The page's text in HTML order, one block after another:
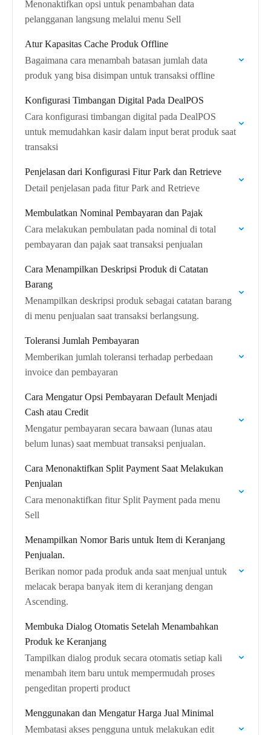
Menonaktifkan opsi untuk penambahan data
pelangganan langsung melalui menu Sell
Atur Kapasitas Cache Produk Offline
Bagaimana cara menambah batasan jumlah data
produk yang bisa disimpan untuk transaksi offline
Konfigurasi Timbangan Digital Pada DealPOS
Cara konfigurasi timbangan digital pada DealPOS
untuk memudahkan kasir dalam input berat produk saat
transaksi
Penjelasan dari Konfigurasi Fitur Park dan Retrieve
Detail penjelasan pada fitur Park and Retrieve
Membulatkan Nominal Pembayaran dan Pajak
Cara melakukan pembulatan pada nominal di total
pembayaran dan pajak saat transaksi penjualan
Cara Menampilkan Deskripsi Produk di Catatan
Barang
Menampilkan deskripsi produk sebagai catatan barang
di menu penjualan saat transaksi berlangsung.
Toleransi Jumlah Pembayaran
Memberikan jumlah toleransi terhadap perbedaan
invoice dan pembayaran
Cara Mengatur Opsi Pembayaran Default Menjadi
Cash atau Credit
Mengatur pembayaran secara bawaan (lunas atau
belum lunas) saat membuat transaksi penjualan.
Cara Menonaktifkan Split Payment Saat Melakukan
Penjualan
Cara menonaktifkan fitur Split Payment pada menu
Sell
Menampilkan Nomor Baris untuk Item di Keranjang
Penjualan.
Berikan nomor pada produk anda saat menjual untuk
melacak berapa banyak item di keranjang dengan
Ascending.
Membuka Dialog Otomatis Setelah Menambahkan
Produk ke Keranjang
Tampilkan dialog produk secara otomatis setiap kali
menambah item baru untuk mempermudah proses
pengeditan properti product
Menggunakan dan Mengatur Harga Jual Minimal
Membatasi akses pengguna untuk melakukan edit